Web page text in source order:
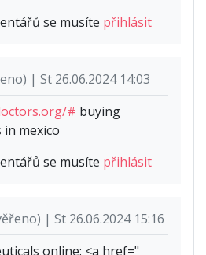
se musíte přihlásit
| St 26.06.2024 14:03
# buying
mexico
se musíte přihlásit
| St 26.06.2024 15:16
online: <a href="